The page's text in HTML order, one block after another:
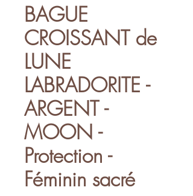
BAGUE
CROISSANT de
LUNE
LABRADORITE -
ARGENT -
MOON -
Protection -
Féminin sacré